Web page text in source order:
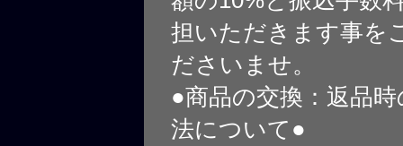
担いただきます事を
ださいませ。
●商品の交換：返品
法について●